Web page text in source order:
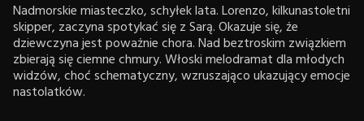
Nadmorskie miasteczko, schyłek lata. Lorenzo, kilkunastoletni
skipper, zaczyna spotykać się z Sarą. Okazuje się, że
dziewczyna jest poważnie chora. Nad beztroskim związkiem
zbierają się ciemne chmury. Włoski melodramat dla młodych
widzów, choć schematyczny, wzruszająco ukazujący emocje
nastolatków.